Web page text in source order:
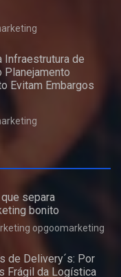
Infraestrutura de
Planejamento
Evitam Embargos
separa
bonito
opgoomarketing
de Delivery´s: Por
Frágil da Logística